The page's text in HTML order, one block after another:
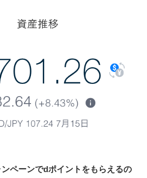
ペーンでdポイントをもらえるの